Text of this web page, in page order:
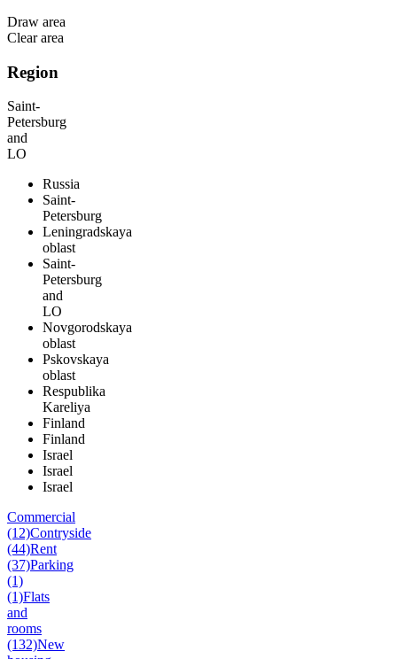
Draw area
Clear area
Region
Saint-
Petersburg
and
LO
Russia
Saint-
Petersburg
Leningradskaya
oblast
Saint-
Petersburg
and
LO
Novgorodskaya
oblast
Pskovskaya
oblast
Respublika
Kareliya
Finland
Finland
Israel
Israel
Israel
Commercial
(12)Contryside
(44)Rent
(37)Parking
(1)
(1)Flats
and
rooms
(132)New